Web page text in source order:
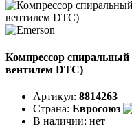
Компрессор
вентилем DTC)
Артикул: 8814263
Страна: Евросоюз
В наличии: нет